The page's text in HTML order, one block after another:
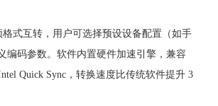
式互转，用户可选择预设设备配置（如手
编码参数。软件内置硬件加速引擎，兼容
Quick Sync，转换速度比传统软件提升 3